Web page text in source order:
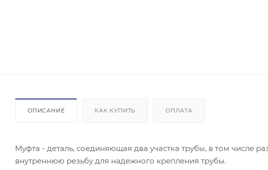
ОПИСАНИЕ КАК КУПИТЬ ОПЛАТА
Муфта - деталь, соединяющая два участка трубы, в том числе
внутреннюю резьбу для надежного крепления трубы.